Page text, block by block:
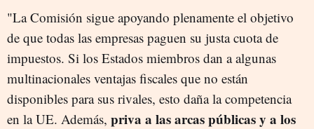
"La Comisión sigue apoyando plenamente el objetivo
de que todas las empresas paguen su justa cuota de
impuestos. Si los Estados miembros dan a algunas
multinacionales ventajas fiscales que no están
disponibles para sus rivales, esto daña la competencia
en la UE. Además, priva a las arcas públicas y a los